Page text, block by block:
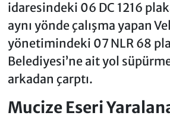
idaresindeki 06 DC 1216
aynı yönde çalışma yapan
yönetimindeki 07 NLR 68
Belediyesi’ne ait yol
arkadan çarptı.
Mucize Eseri